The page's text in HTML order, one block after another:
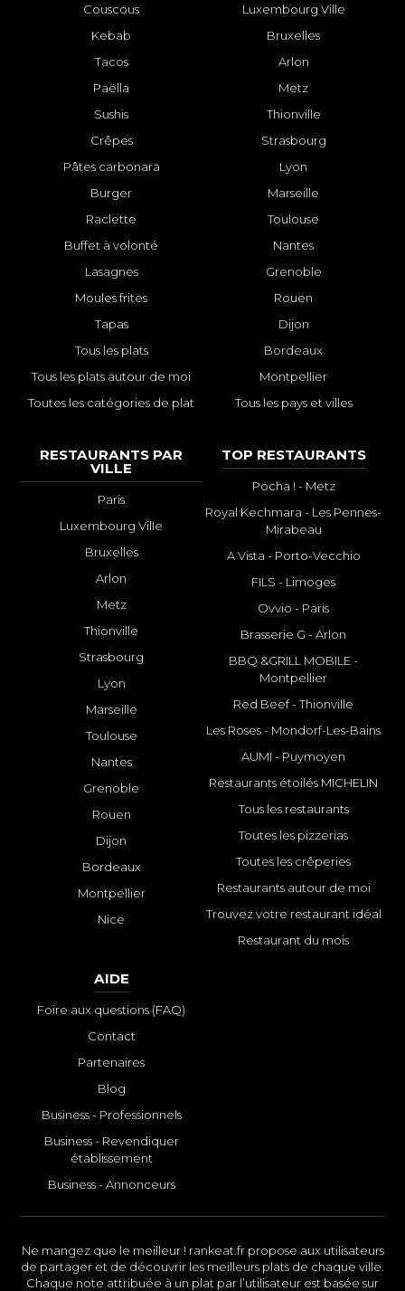
Couscous
Kebab
Tacos
Paëlla
Sushis
Crêpes
Pâtes carbonara
Burger
Raclette
Buffet à volonté
Lasagnes
Moules frites
Tapas
Tous les plats
Tous les plats autour de moi
Toutes les catégories de plat
Luxembourg Ville
Bruxelles
Arlon
Metz
Thionville
Strasbourg
Lyon
Marseille
Toulouse
Nantes
Grenoble
Rouen
Dijon
Bordeaux
Montpellier
Tous les pays et villes
RESTAURANTS PAR
VILLE
Paris
Luxembourg Ville
Bruxelles
Arlon
Metz
Thionville
Strasbourg
Lyon
Marseille
Toulouse
Nantes
Grenoble
Rouen
Dijon
Bordeaux
Montpellier
Nice
TOP RESTAURANTS
Pocha ! - Metz
Royal Kechmara - Les Pennes-
Mirabeau
A Vista - Porto-Vecchio
FILS - Limoges
Ovvio - Paris
Brasserie G - Arlon
BBQ &GRILL MOBILE -
Montpellier
Red Beef - Thionville
Les Roses - Mondorf-Les-Bains
AUMI - Puymoyen
Restaurants étoilés MICHELIN
Tous les restaurants
Toutes les pizzerias
Toutes les crêperies
Restaurants autour de moi
Trouvez votre restaurant idéal
Restaurant du mois
AIDE
Foire aux questions (FAQ)
Contact
Partenaires
Blog
Business - Professionnels
Business - Revendiquer
établissement
Business - Annonceurs
Ne mangez que le meilleur ! rankeat.fr propose aux utilisateurs
de partager et de découvrir les meilleurs plats de chaque ville.
Chaque note attribuée à un plat par l’utilisateur est basée sur